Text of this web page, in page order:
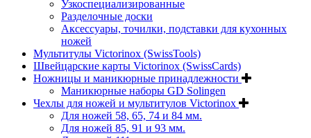
Узкоспециализированные
Разделочные доски
Аксессуары, точилки, подставки для кухонных
ножей
Мультитулы Victorinox (SwissTools)
Швейцарские карты Victorinox (SwissCards)
Ножницы и маникюрные принадлежности
Маникюрные наборы GD Solingen
Чехлы для ножей и мультитулов Victorinox
Для ножей 58, 65, 74 и 84 мм.
Для ножей 85, 91 и 93 мм.